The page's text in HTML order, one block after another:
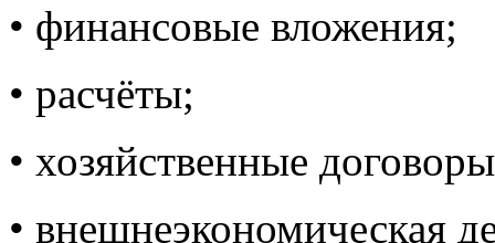
• финансовые вложения;
• расчёты;
• хозяйственные
• внешнеэкономическая